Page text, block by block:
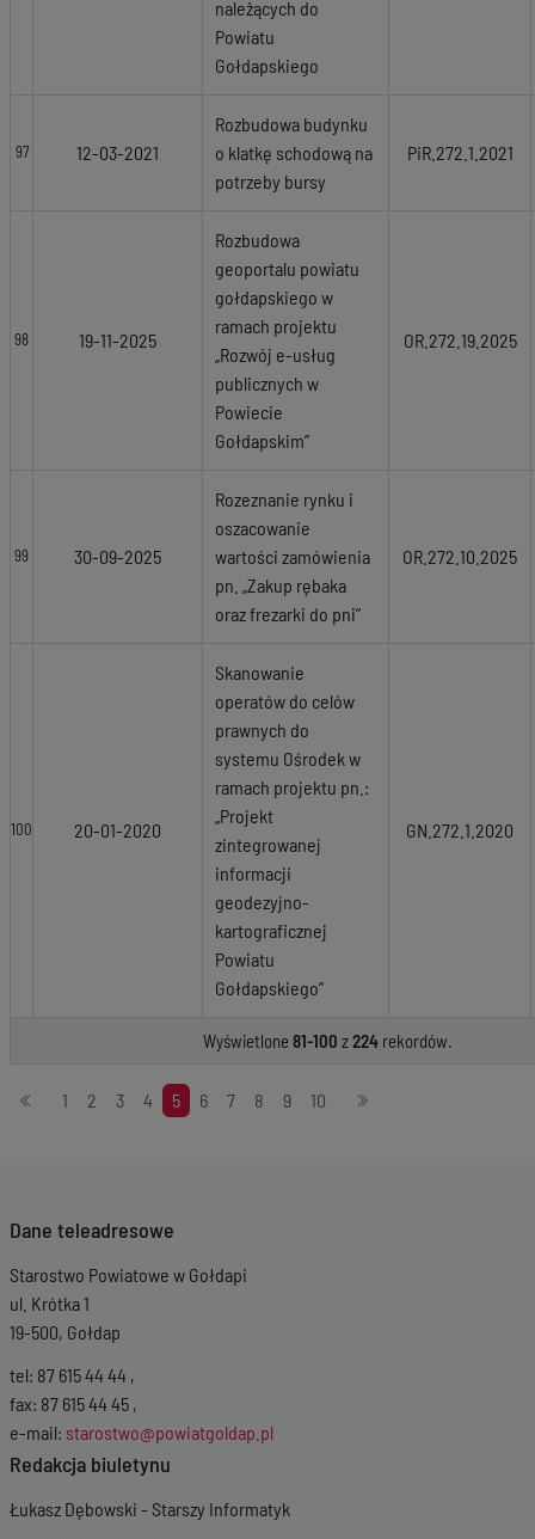
należących do
Powiatu
Gołdapskiego
97 12-03-2021
Rozbudowa budynku
o klatkę schodową na
potrzeby bursy
PiR.272.1.2021
98 19-11-2025
Rozbudowa
geoportalu powiatu
gołdapskiego w
ramach projektu
„Rozwój e-usług
publicznych w
Powiecie
Gołdapskim”
OR.272.19.2025
99 30-09-2025
Rozeznanie rynku i
oszacowanie
wartości zamówienia
pn. „Zakup rębaka
oraz frezarki do pni”
OR.272.10.2025
100 20-01-2020
Skanowanie
operatów do celów
prawnych do
systemu Ośrodek w
ramach projektu pn.:
„Projekt
zintegrowanej
informacji
geodezyjno-
kartograficznej
Powiatu
Gołdapskiego”
GN.272.1.2020
Wyświetlone81-100 z224 rekordów.
Stronicowanie
1 2 3 4 5 6 7 8 9 10
Dane teleadresowe
Starostwo Powiatowe w Gołdapi
ul. Krótka 1
19-500, Gołdap
tel: 87 615 44 44 ,
fax: 87 615 44 45 ,
e-mail: starostwo@powiatgoldap.pl
Redakcja biuletynu
Łukasz Dębowski - Starszy Informatyk